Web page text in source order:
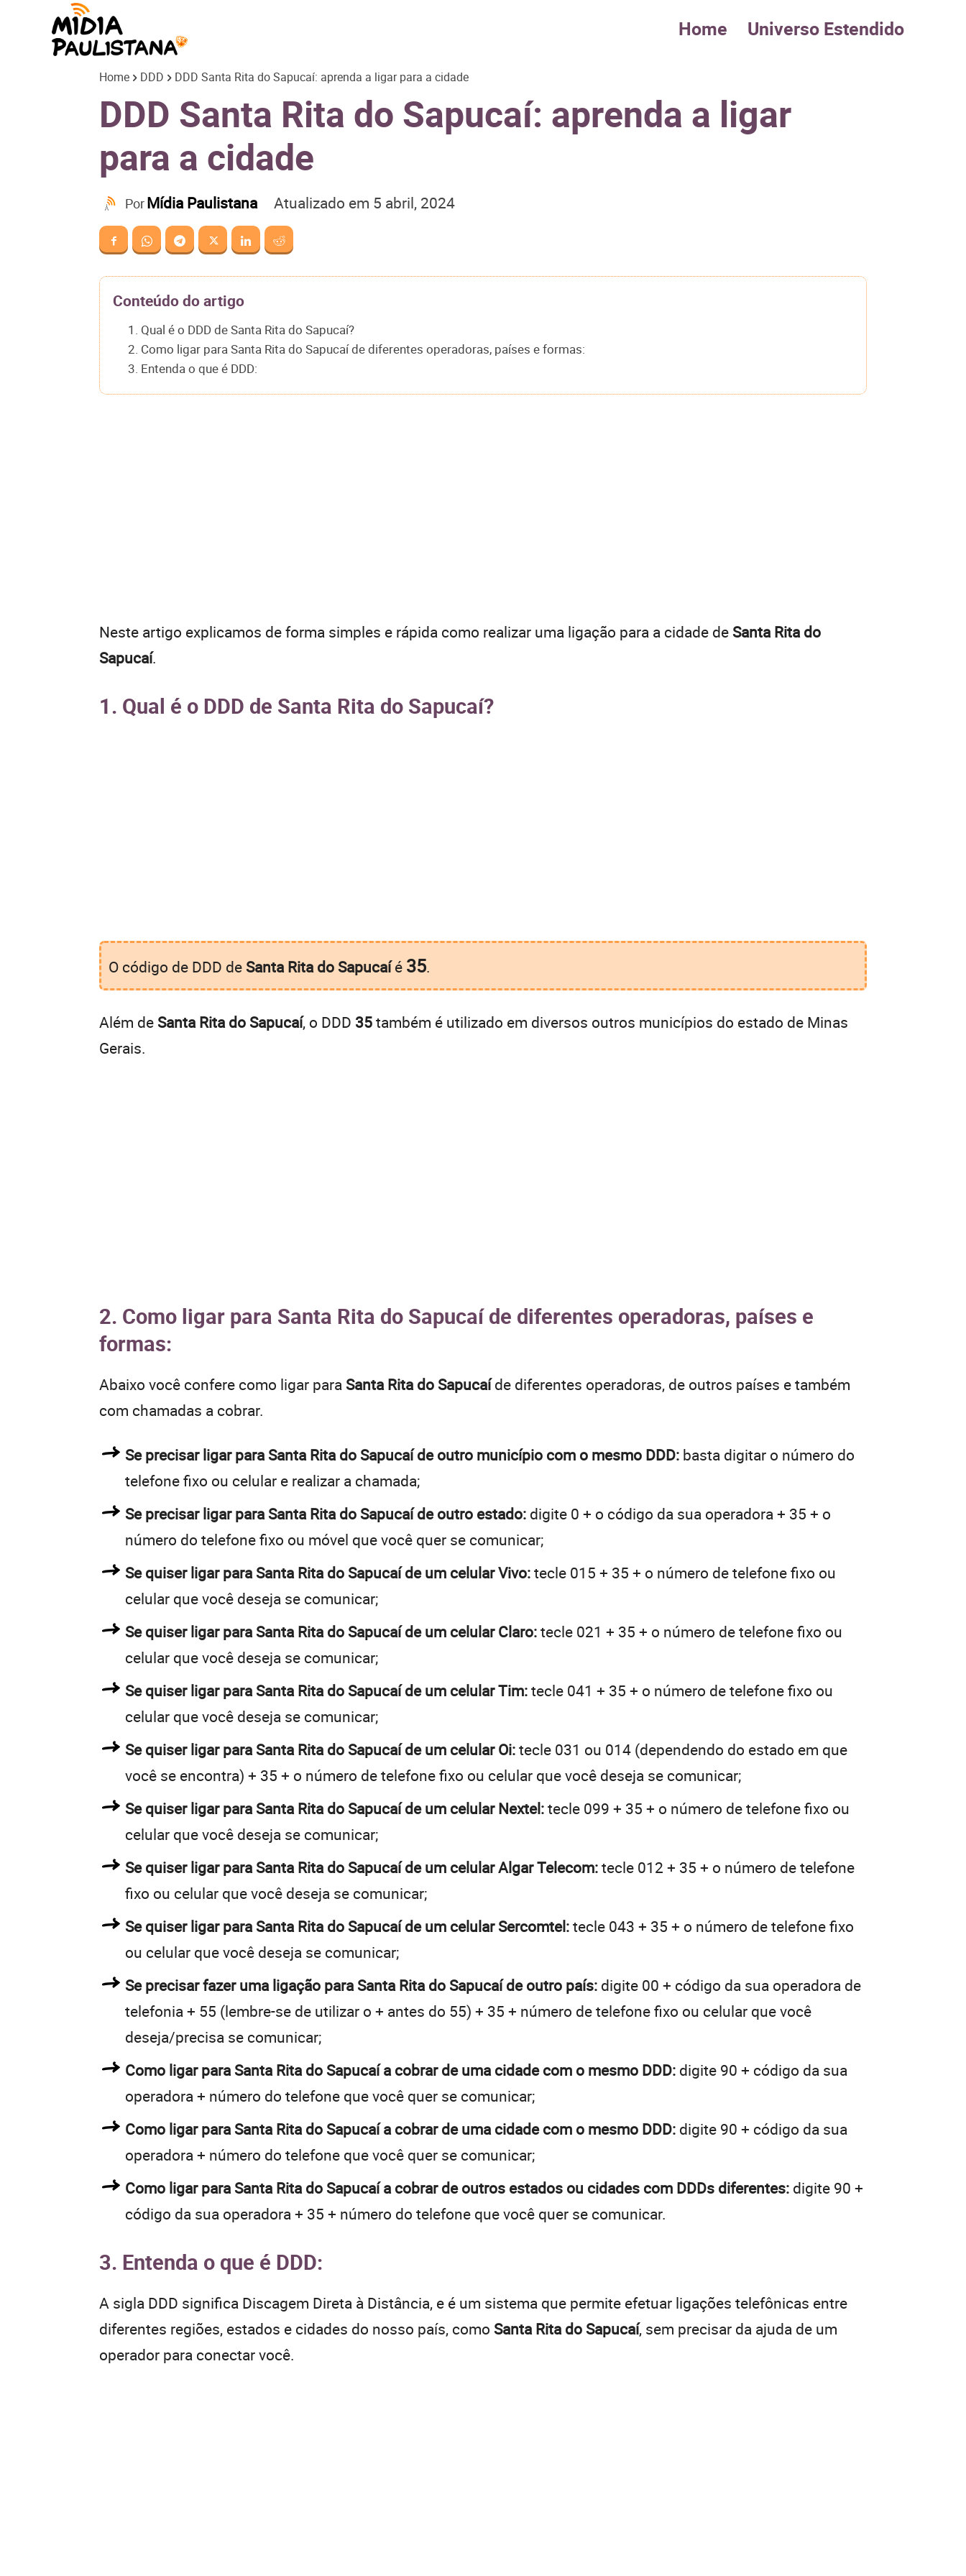
Paulistana
Home Universo Estendido
Home DDD DDD Santa Rita do Sapucaí: aprenda a ligar para a cidade
DDD Santa Rita do Sapucaí: aprenda a ligar
para a cidade
PorMídia Paulistana Atualizado em 5 abril, 2024
Conteúdo do artigo
1. Qual é o DDD de Santa Rita do Sapucaí?
2. Como ligar para Santa Rita do Sapucaí de diferentes operadoras, países e formas:
3. Entenda o que é DDD:
Neste artigo explicamos de forma simples e rápida como realizar uma ligação para a cidade de Santa Rita do
Sapucaí.
1. Qual é o DDD de Santa Rita do Sapucaí?
O código de DDD de Santa Rita do Sapucaíé 35.
Além de Santa Rita do Sapucaí, o DDD 35também é utilizado em diversos outros municípios do estado de Minas
Gerais.
2. Como ligar para Santa Rita do Sapucaí de diferentes operadoras, países e
formas:
Abaixo você confere como ligar para Santa Rita do Sapucaíde diferentes operadoras, de outros países e também
com chamadas a cobrar.
Se precisar ligar para Santa Rita do Sapucaí de outro município com o mesmo DDD: basta digitar o número do
telefone fixo ou celular e realizar a chamada;
Se precisar ligar para Santa Rita do Sapucaí de outro estado: digite 0 + o código da sua operadora + 35 + o
número do telefone fixo ou móvel que você quer se comunicar;
Se quiser ligar para Santa Rita do Sapucaí de um celular Vivo:tecle 015 + 35 + o número de telefone fixo ou
celular que você deseja se comunicar;
Se quiser ligar para Santa Rita do Sapucaí de um celular Claro:tecle 021 + 35 + o número de telefone fixo ou
celular que você deseja se comunicar;
Se quiser ligar para Santa Rita do Sapucaí de um celular Tim:tecle 041 + 35 + o número de telefone fixo ou
celular que você deseja se comunicar;
Se quiser ligar para Santa Rita do Sapucaí de um celular Oi:tecle 031 ou 014 (dependendo do estado em que
você se encontra) + 35 + o número de telefone fixo ou celular que você deseja se comunicar;
Se quiser ligar para Santa Rita do Sapucaí de um celular Nextel:tecle 099 + 35 + o número de telefone fixo ou
celular que você deseja se comunicar;
Se quiser ligar para Santa Rita do Sapucaí de um celular Algar Telecom:tecle 012 + 35 + o número de telefone
fixo ou celular que você deseja se comunicar;
Se quiser ligar para Santa Rita do Sapucaí de um celular Sercomtel:tecle 043 + 35 + o número de telefone fixo
ou celular que você deseja se comunicar;
Se precisar fazer uma ligação para Santa Rita do Sapucaí de outro país: digite 00 + código da sua operadora de
telefonia + 55 (lembre-se de utilizar o + antes do 55) + 35 + número de telefone fixo ou celular que você
deseja/precisa se comunicar;
Como ligar para Santa Rita do Sapucaí a cobrar de uma cidade com o mesmo DDD: digite 90 + código da sua
operadora + número do telefone que você quer se comunicar;
Como ligar para Santa Rita do Sapucaí a cobrar de uma cidade com o mesmo DDD: digite 90 + código da sua
operadora + número do telefone que você quer se comunicar;
Como ligar para Santa Rita do Sapucaí a cobrar de outros estados ou cidades com DDDs diferentes: digite 90 +
código da sua operadora + 35 + número do telefone que você quer se comunicar.
3. Entenda o que é DDD:
A sigla DDD significa Discagem Direta à Distância, e é um sistema que permite efetuar ligações telefônicas entre
diferentes regiões, estados e cidades do nosso país, como Santa Rita do Sapucaí, sem precisar da ajuda de um
operador para conectar você.